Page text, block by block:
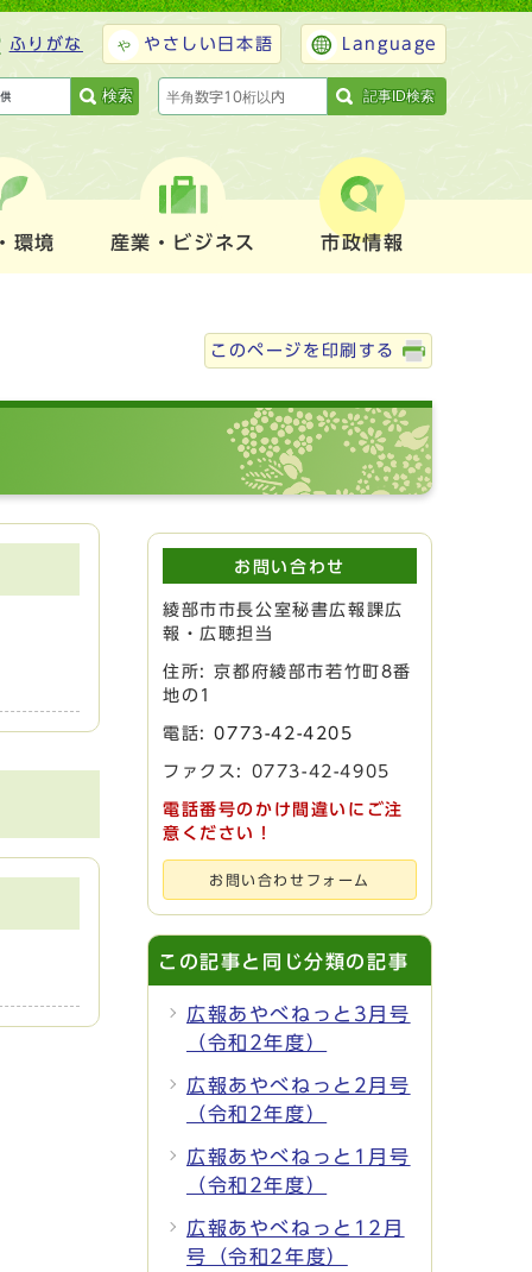
ふりがな やさしい日本語 Language
検索 記事ID検索
環境 産業・ビジネス 市政情報
このページを印刷する
お問い合わせ
綾部市市長公室秘書広報課広
報・広聴担当
住所: 京都府綾部市若竹町8番
地の1
電話:0773-42-4205
ファクス: 0773-42-4905
電話番号のかけ間違いにご注
意ください！
お問い合わせフォーム
この記事と同じ分類の記事
広報あやべねっと3月号
（令和2年度）
広報あやべねっと2月号
（令和2年度）
広報あやべねっと1月号
（令和2年度）
広報あやべねっと12月
号（令和2年度）